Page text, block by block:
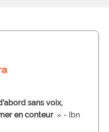
et leurs
ainsi que l’île
sans voix,
en conteur. » - Ibn